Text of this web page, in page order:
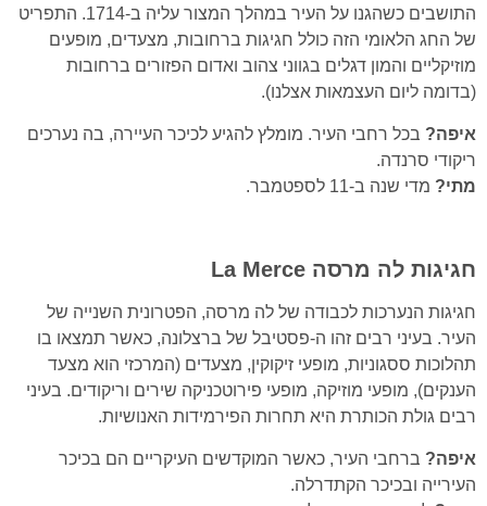
התושבים כשהגנו על העיר במהלך המצור עליה ב-1714. התפריט
של החג הלאומי הזה כולל חגיגות ברחובות, מצעדים, מופעים
מוזיקליים והמון דגלים בגווני צהוב ואדום הפזורים ברחובות
(בדומה ליום העצמאות אצלנו).
איפה? בכל רחבי העיר. מומלץ להגיע לכיכר העיירה, בה נערכים
ריקודי סרנדה.
מתי? מדי שנה ב-11 לספטמבר.
חגיגות לה מרסה La Merce
חגיגות הנערכות לכבודה של לה מרסה, הפטרונית השנייה של
העיר. בעיני רבים זהו ה-פסטיבל של ברצלונה, כאשר תמצאו בו
תהלוכות ססגוניות, מופעי זיקוקין, מצעדים (המרכזי הוא מצעד
הענקים), מופעי מוזיקה, מופעי פירוטכניקה שירים וריקודים. בעיני
רבים גולת הכותרת היא תחרות הפירמידות האנושיות.
איפה? ברחבי העיר, כאשר המוקדשים העיקריים הם בכיכר
העירייה ובכיכר הקתדרלה.